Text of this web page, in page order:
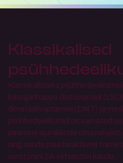
Klassikalised
Klassikalisteks
lüsergiinhappe dietüülamiidi
dimetüültrüptamiini (DMT) ja
psühhedeelikumid on sarnased
peamine ajurakkude
ning nende psühhoaktiivne
serotoniini 2A-retseptori kaudu.